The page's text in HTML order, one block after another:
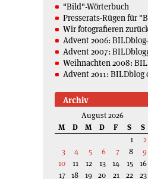
"Bild"-Wörterbuch
Presserats-Rügen für
Wir fotografieren
Advent 2006:
Advent 2007:
Weihnachten 2008:
Advent 2011: BILDblog
Archiv
August 2026
M
D M D F S
S
1
2
3
4 5 6 7 8
9
10
11 12 13 14 15
16
17 18 19 20 21 22 23